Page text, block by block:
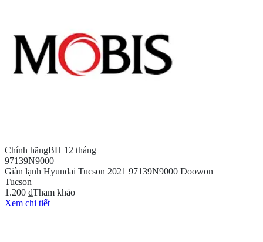
Chính hãngBH 12 tháng
97139N9000
Giàn lạnh Hyundai Tucson 2021 97139N9000 Doowon
Tucson
1.200 ₫Tham khảo
Xem chi tiết